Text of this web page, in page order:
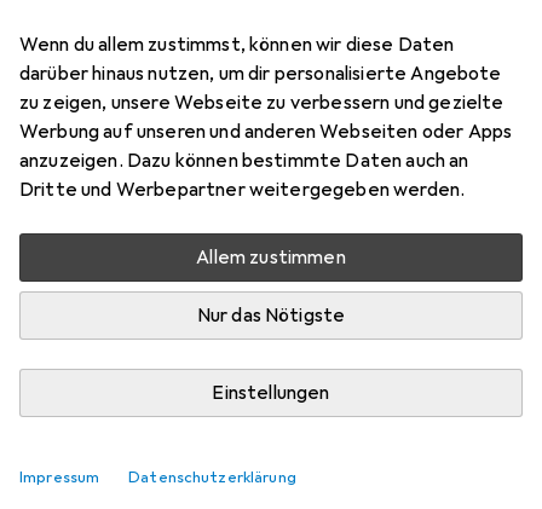
Wenn du allem zustimmst, können wir diese Daten
darüber hinaus nutzen, um dir personalisierte Angebote
zu zeigen, unsere Webseite zu verbessern und gezielte
Werbung auf unseren und anderen Webseiten oder Apps
anzuzeigen. Dazu können bestimmte Daten auch an
Dritte und Werbepartner weitergegeben werden.
Allem zustimmen
Nur das Nötigste
Einstellungen
Impressum Datenschutzerklärung
Preis in EUR inkl. MwSt.
2
Bewertungen Marke
Mehr von Kirschen
Zwischen Di, 11.8. und Mi, 12.8. geliefert
Nur 2 Stück an Lager beim Drittanbieter
Lieferort angeben für genaue Lieferzeit